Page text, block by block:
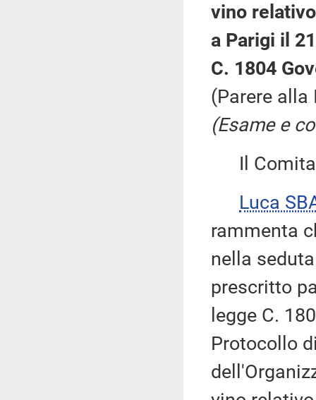
vino
a Parigi il
C. 1804
(Parere alla
(Esame e
Il
Luca
rammenta
nella
prescritto
legge C.
Protocollo